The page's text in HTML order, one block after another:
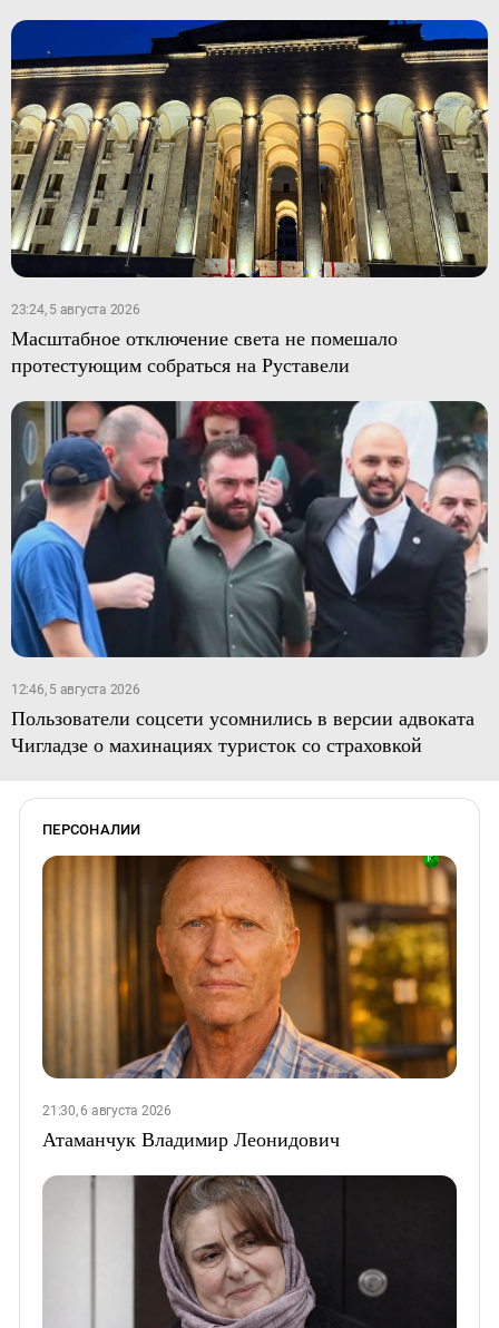
23:24, 5 августа 2026
Масштабное отключение света не помешало
протестующим собраться на Руставели
12:46, 5 августа 2026
Пользователи соцсети усомнились в версии адвоката
Чигладзе о махинациях туристок со страховкой
ПЕРСОНАЛИИ
21:30, 6 августа 2026
Атаманчук Владимир Леонидович